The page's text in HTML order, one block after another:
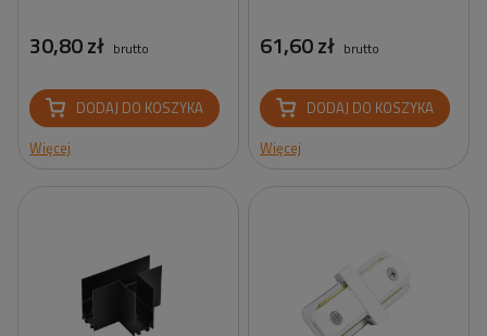
30,80 zł brutto
DODAJ DO KOSZYKA
Więcej
61,60 zł brutto
DODAJ DO KOSZYKA
Więcej